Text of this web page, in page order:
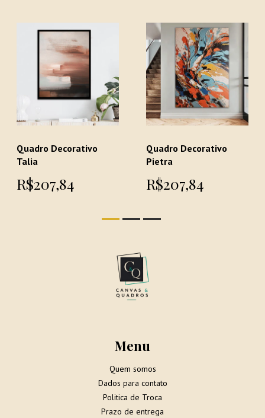
Quadro Decorativo
Talia
R$207,84
Quadro Decorativo
Pietra
R$207,84
Menu
Quem somos
Dados para contato
Politica de Troca
Prazo de entrega